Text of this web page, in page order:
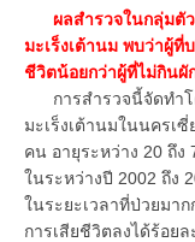
ผลสำรวจในกลุ่มตัว
มะเร็งเต้านม พบว่าผู้ที่
ชีวิตน้อยกว่าผู้ที่ไม่กินผั
การสำรวจนี้จัดทำโ
มะเร็งเต้านมในนครเ
คน อายุระหว่าง 20 ถึ
ในระหว่างปี 2002 ถึง
ในระยะเวลาที่ป่วยมา
การเสียชีวิตลงได้ร้อย